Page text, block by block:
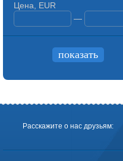
Цена, EUR
—
Расскажите о нас друзьям: